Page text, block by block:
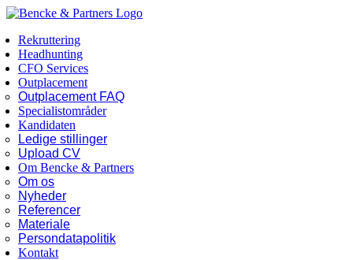
Skip
content
Facebook
LinkedIn
Rekruttering
Headhunting
CFO Services
Outplacement
Outplacement FAQ
Specialistområder
Kandidaten
Ledige stillinger
Upload CV
Om Bencke & Partners
Om os
Nyheder
Referencer
Materiale
Persondatapolitik
Kontakt